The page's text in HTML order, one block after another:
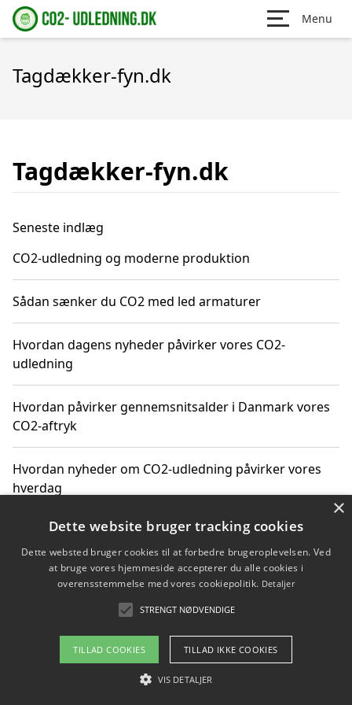
Menu
Tagdækker-fyn.dk
Tagdækker-fyn.dk
Seneste indlæg
CO2-udledning og moderne produktion
Sådan sænker du CO2 med led armaturer
Hvordan dagens nyheder påvirker vores CO2-
udledning
Hvordan påvirker gennemsnitsalder i Danmark vores
CO2-aftryk
Hvordan nyheder om CO2-udledning påvirker vores
hverdag
Copyright 2026 - Pilanto Aps
Om / kontakt
Blog Betingelser
×
Dette website bruger tracking cookies
Dette websted bruger cookies til at forbedre brugeroplevelsen. Ved
at bruge vores hjemmeside accepterer du alle cookies i
overensstemmelse med vores cookiepolitik. Detaljer
STRENGT NØDVENDIGE
TILLAD COOKIES TILLAD IKKE COOKIES
VIS DETALJER